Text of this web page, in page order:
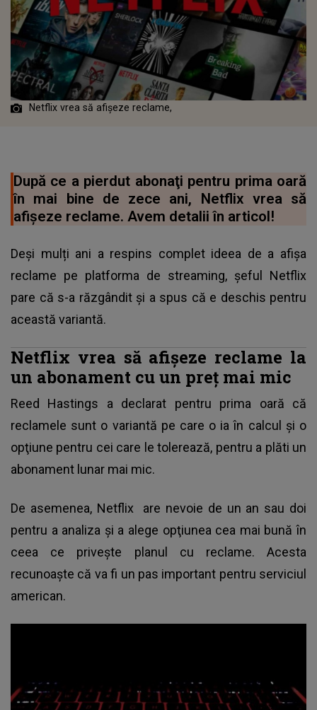
Netflix vrea să afişeze reclame,
După ce a pierdut abonaţi pentru prima oară
în mai bine de zece ani, Netflix vrea să
afişeze reclame. Avem detalii în articol!
Deși mulți ani a respins complet ideea de a afișa
reclame pe platforma de streaming, șeful Netflix
pare că s-a răzgândit și a spus că e deschis pentru
această variantă.
Netflix vrea să afişeze reclame la
un abonament cu un preț mai mic
Reed Hastings a declarat pentru prima oară că
reclamele sunt o variantă pe care o ia în calcul şi o
opţiune pentru cei care le tolerează, pentru a plăti un
abonament lunar mai mic.
De asemenea, Netflix
are nevoie de un an sau doi
pentru a analiza şi a alege opţiunea cea mai bună în
ceea ce priveşte planul cu reclame. Acesta
recunoaşte că va fi un pas important pentru serviciul
american.